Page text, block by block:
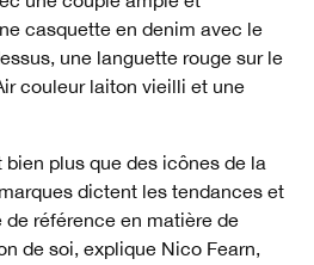
casquette en denim avec le
une languette rouge sur le
couleur laiton vieilli et une
plus que des icônes de la
dictent les tendances et
référence en matière de
de soi, explique Nico Fearn,